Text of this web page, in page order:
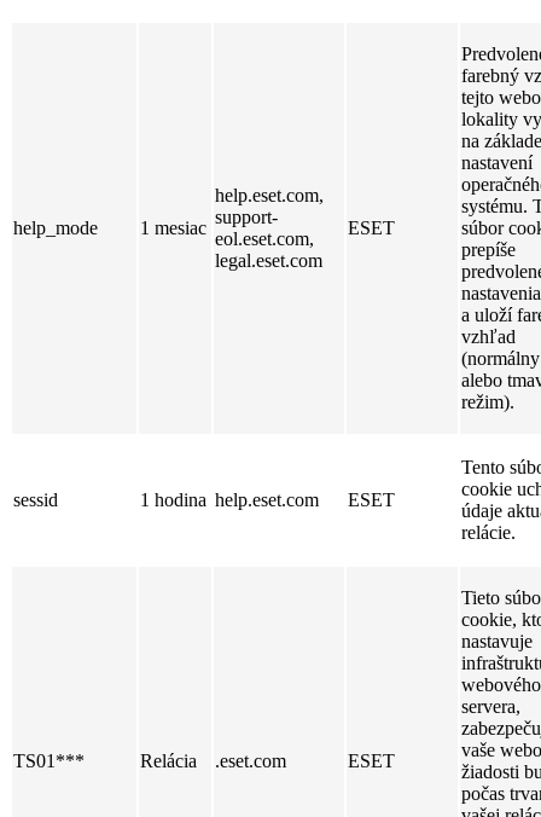
help_mode 1 mesiac
help.eset.com,
support-
eol.eset.com,
legal.eset.com
ESET
farebný
tejto
lokality
na základe
nastavení
systému.
súbor
prepíše
nastavenia
a uloží
vzhľad
alebo
režim).
sessid 1 hodina help.eset.com ESET
Tento
cookie
údaje
relácie.
TS01*** Relácia .eset.com ESET
Tieto
cookie,
nastavuje
webového
servera,
vaše
žiadosti
počas